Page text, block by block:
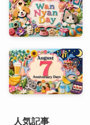
人気記事